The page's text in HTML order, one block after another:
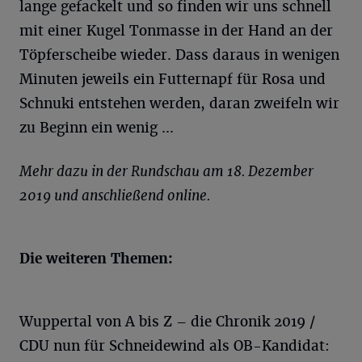
lange gefackelt und so finden wir uns schnell
mit einer Kugel Tonmasse in der Hand an der
Töpferscheibe wieder. Dass daraus in wenigen
Minuten jeweils ein Futternapf für Rosa und
Schnuki entstehen werden, daran zweifeln wir
zu Beginn ein wenig ...
Mehr dazu in der Rundschau am 18. Dezember
2019 und anschließend online.
Die weiteren Themen:
Wuppertal von A bis Z – die Chronik 2019 /
CDU nun für Schneidewind als OB-Kandidat: